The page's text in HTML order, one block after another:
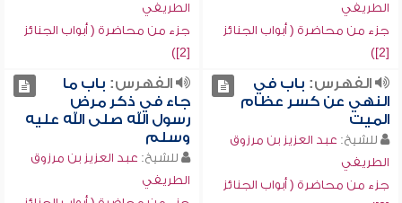
الطريفي
جزء من محاضرة ( أبواب الجنائز
[2])
الطريفي
جزء من محاضرة ( أبواب الجنائز
[2])
الفهرس: باب في
النهي عن كسر عظام
الميت
للشيخ: عبد العزيز بن مرزوق
الطريفي
جزء من محاضرة ( أبواب الجنائز
الفهرس: باب ما
جاء في ذكر مرض
رسول الله صلى الله عليه
وسلم
للشيخ: عبد العزيز بن مرزوق
الطريفي